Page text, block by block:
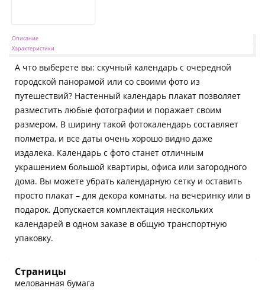
Описание
Характеристики
А что выберете вы: скучный календарь с очередной
городской панорамой или со своими фото из
путешествий? Настенный календарь плакат позволяет
разместить любые фотографии и поражает своим
размером. В ширину такой фотокалендарь составляет
полметра, и все даты очень хорошо видно даже
издалека. Календарь с фото станет отличным
украшением большой квартиры, офиса или загородного
дома. Вы можете убрать календарную сетку и оставить
просто плакат – для декора комнаты, на вечеринку или в
подарок. Допускается комплектация нескольких
календарей в одном заказе в общую транспортную
упаковку.
Страницы
мелованная бумага